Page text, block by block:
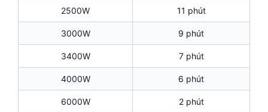
2500W 11 phút
3000W 9 phút
3400W 7 phút
4000W 6 phút
6000W 2 phút